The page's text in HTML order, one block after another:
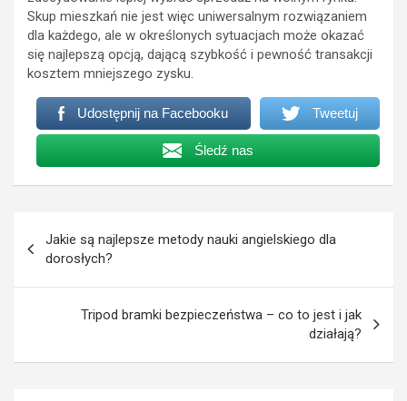
Skup mieszkań nie jest więc uniwersalnym rozwiązaniem
dla każdego, ale w określonych sytuacjach może okazać
się najlepszą opcją, dającą szybkość i pewność transakcji
kosztem mniejszego zysku.
Udostępnij na Facebooku Tweetuj
Śledź nas
wpisu
Jakie są najlepsze metody nauki angielskiego dla
dorosłych?
Tripod bramki bezpieczeństwa – co to jest i jak
działają?